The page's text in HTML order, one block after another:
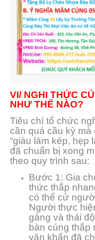
VI/ NGHI THỨC
NHƯ THẾ NÀO?
Tiêu chí tổ chức
cần quá cầu kỳ
“giàu làm kép, hẹp
đã chuẩn bị xong
theo quy trình sau:
Bước 1: Gia
thức thắp
có thể cử
Người thực
gàng và thái
bàn cúng thắp
văn khấn đã